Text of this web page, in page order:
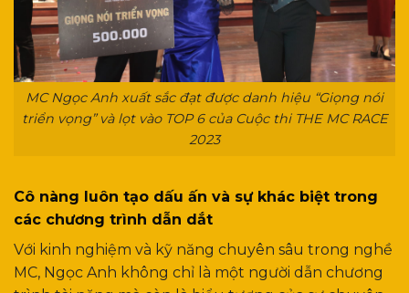
MC Ngọc Anh xuất sắc đạt được danh hiệu “Giọng nói
triển vọng” và lọt vào TOP 6 của Cuộc thi THE MC RACE
2023
Cô nàng luôn tạo dấu ấn và sự khác biệt trong
các chương trình dẫn dắt
Với kinh nghiệm và kỹ năng chuyên sâu trong nghề
MC, Ngọc Anh không chỉ là một người dẫn chương